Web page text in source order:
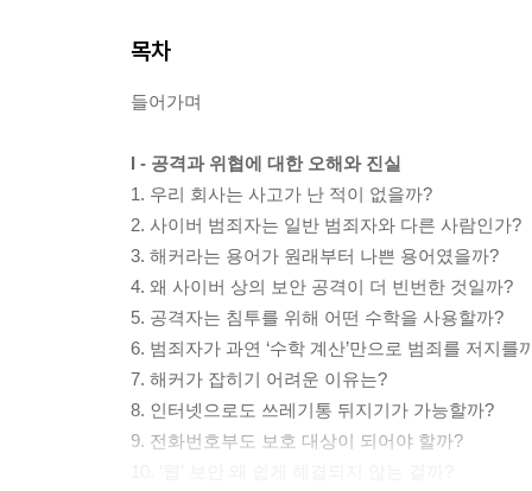
목차
들어가며
I - 공격과 위협에 대한 오해와 진실
1. 우리 회사는 사고가 난 적이 없을까?
2. 사이버 범죄자는 일반 범죄자와 다른 사람인가?
3. 해커라는 용어가 원래부터 나쁜 용어였을까?
4. 왜 사이버 상의 보안 공격이 더 빈번한 것일까?
5. 공격자는 침투를 위해 어떤 수학을 사용할까?
6. 범죄자가 과연 ‘수학 계산’만으로 범죄를 저지를
7. 해커가 잡히기 어려운 이유는?
8. 인터넷으로도 쓰레기통 뒤지기가 가능할까?
9. 전화번호부도 보호 대상이 되어야 할까?